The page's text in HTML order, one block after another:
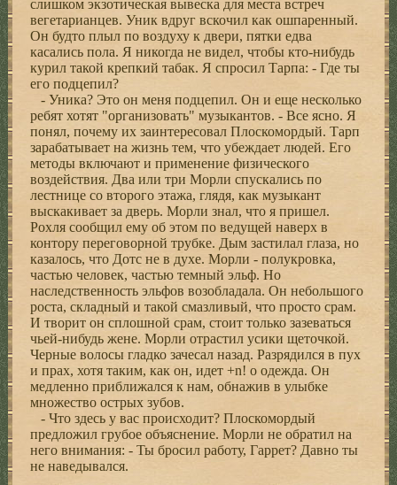
слишком экзотическая вывеска для места встреч
вегетарианцев. Уник вдруг вскочил как ошпаренный.
Он будто плыл по воздуху к двери, пятки едва
касались пола. Я никогда не видел, чтобы кто-нибудь
курил такой крепкий табак. Я спросил Тарпа: - Где ты
его подцепил?
- Уника? Это он меня подцепил. Он и еще несколько
ребят хотят "организовать" музыкантов. - Все ясно. Я
понял, почему их заинтересовал Плоскомордый. Тарп
зарабатывает на жизнь тем, что убеждает людей. Его
методы включают и применение физического
воздействия. Два или три Морли спускались по
лестнице со второго этажа, глядя, как музыкант
выскакивает за дверь. Морли знал, что я пришел.
Рохля сообщил ему об этом по ведущей наверх в
контору переговорной трубке. Дым застилал глаза, но
казалось, что Дотс не в духе. Морли - полукровка,
частью человек, частью темный эльф. Но
наследственность эльфов возобладала. Он небольшого
роста, складный и такой смазливый, что просто срам.
И творит он сплошной срам, стоит только зазеваться
чьей-нибудь жене. Морли отрастил усики щеточкой.
Черные волосы гладко зачесал назад. Разрядился в пух
и прах, хотя таким, как он, идет +n! o одежда. Он
медленно приближался к нам, обнажив в улыбке
множество острых зубов.
- Что здесь у вас происходит? Плоскомордый
предложил грубое объяснение. Морли не обратил на
него внимания: - Ты бросил работу, Гаррет? Давно ты
не наведывался.